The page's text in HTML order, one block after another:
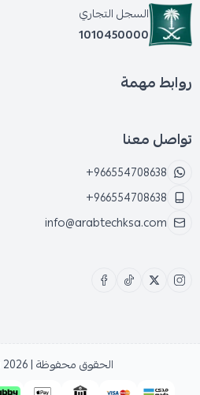
السجل التجاري
1010450000
روابط مهمة
تواصل معنا
+966554708638
+966554708638
info@arabtechksa.com
الحقوق محفوظة | 2026